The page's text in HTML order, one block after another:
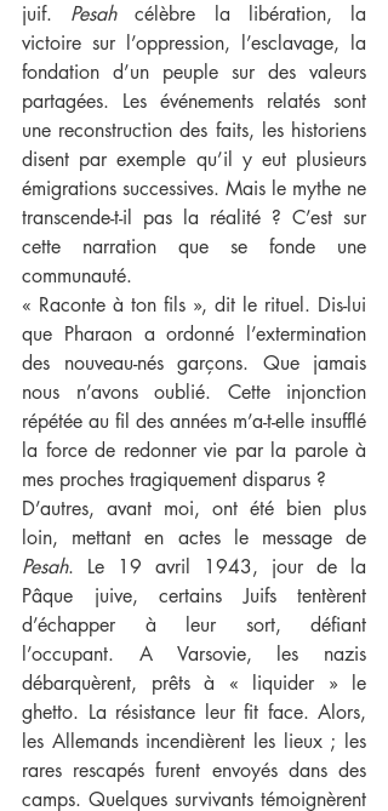
juif. Pesah célèbre la libération, la
victoire sur l’oppression, l’esclavage, la
fondation d’un peuple sur des valeurs
partagées. Les événements relatés sont
une reconstruction des faits, les historiens
disent par exemple qu’il y eut plusieurs
émigrations successives. Mais le mythe ne
transcende-t-il pas la réalité ? C’est sur
cette narration que se fonde une
communauté.
« Raconte à ton fils », dit le rituel. Dis-lui
que Pharaon a ordonné l’extermination
des nouveau-nés garçons. Que jamais
nous n’avons oublié. Cette injonction
répétée au fil des années m’a-t-elle insufflé
la force de redonner vie par la parole à
mes proches tragiquement disparus ?
D’autres, avant moi, ont été bien plus
Pesah. Le 19 avril 1943, jour de la
Pâque juive, certains Juifs tentèrent
d’échapper à leur sort, défiant
l’occupant. A Varsovie, les nazis
débarquèrent, prêts à « liquider » le
ghetto. La résistance leur fit face. Alors,
les Allemands incendièrent les lieux ; les
rares rescapés furent envoyés dans des
camps. Quelques survivants témoignèrent